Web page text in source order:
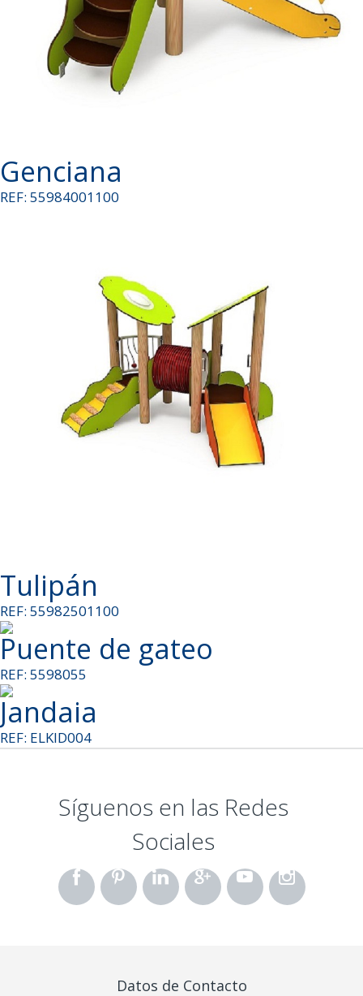
Genciana
REF: 55984001100
Tulipán
REF: 55982501100
Puente de gateo
REF: 5598055
Jandaia
REF: ELKID004
Síguenos en las Redes
Sociales
Datos de Contacto